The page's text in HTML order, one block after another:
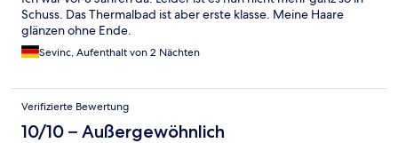
Schuss. Das Thermalbad ist aber erste klasse. Meine Haare
glänzen ohne Ende.
Sevinc, Aufenthalt von 2 Nächten
Verifizierte Bewertung
10/10 – Außergewöhnlich